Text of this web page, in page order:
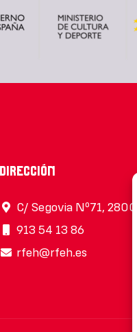
Dirección
C/ Segovia Nº71,
913 54 13 86
rfeh@rfeh.es